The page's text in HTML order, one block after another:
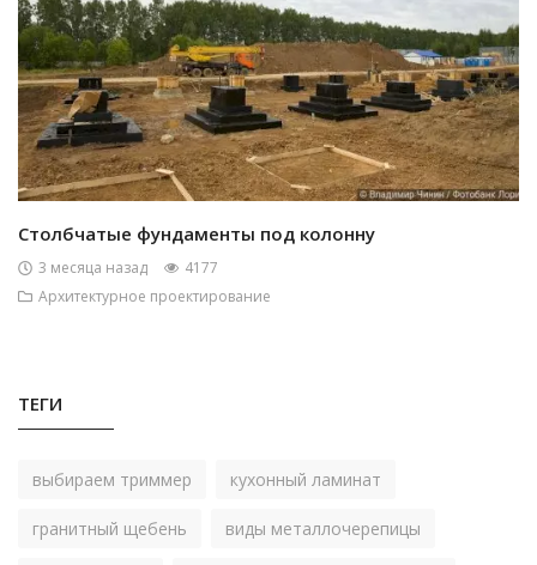
Столбчатые фундаменты под колонну
3 месяца назад
4177
Архитектурное проектирование
ТЕГИ
выбираем триммер кухонный ламинат
гранитный щебень виды металлочерепицы